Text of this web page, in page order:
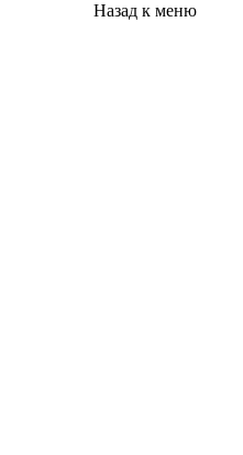
Назад к меню